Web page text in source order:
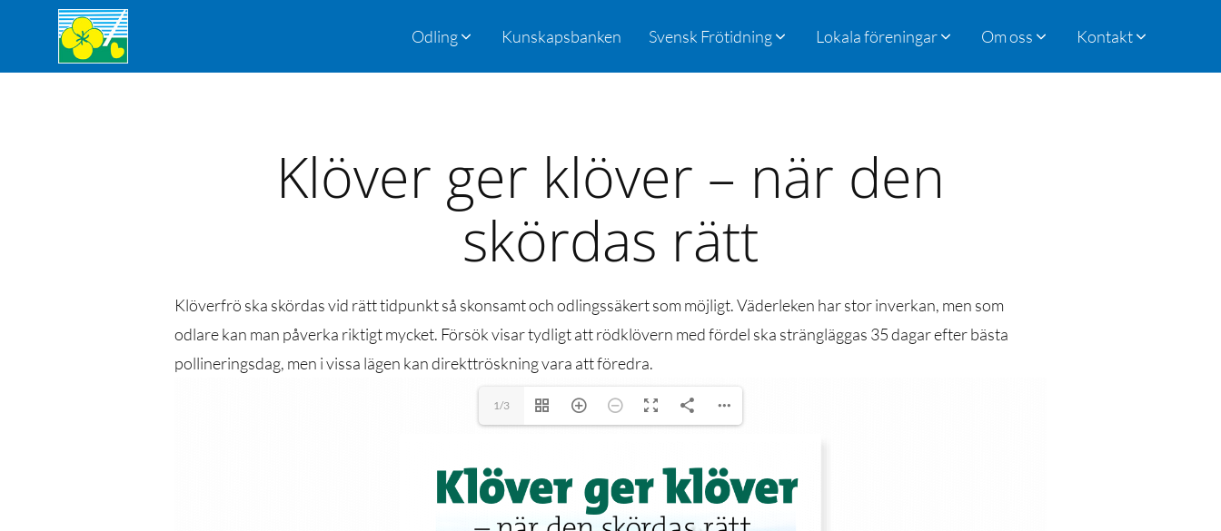
Odling Kunskapsbanken Svensk Frötidning Lokala föreningar Om oss Kontakt
Klöver ger klöver – när den
skördas rätt
Klöverfrö ska skördas vid rätt tidpunkt så skonsamt och odlingssäkert som möjligt. Väderleken har stor inverkan, men som
odlare kan man påverka riktigt mycket. Försök visar tydligt att rödklövern med fördel ska strängläggas 35 dagar efter bästa
pollineringsdag, men i vissa lägen kan direkttröskning vara att föredra.
1/3